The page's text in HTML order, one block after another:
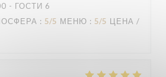
- ГОСТИ 6
: 5/5 МЕНЮ : 5/5 ЦЕНА /